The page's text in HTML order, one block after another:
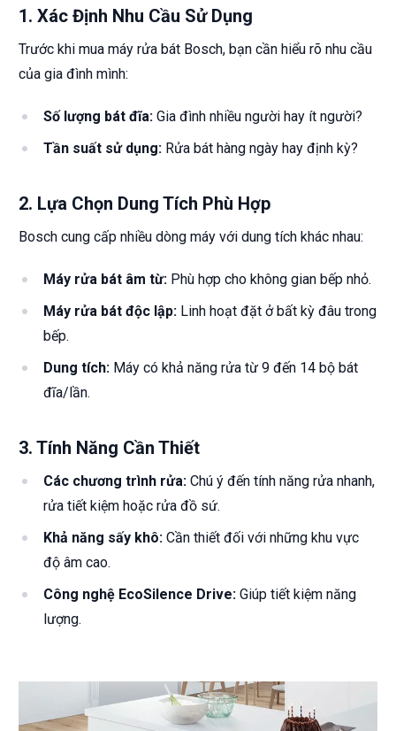
1. Xác Định Nhu Cầu Sử Dụng
Trước khi mua máy rửa bát Bosch, bạn cần hiểu rõ nhu cầu
của gia đình mình:
Số lượng bát đĩa: Gia đình nhiều người hay ít người?
Tần suất sử dụng: Rửa bát hàng ngày hay định kỳ?
2. Lựa Chọn Dung Tích Phù Hợp
Bosch cung cấp nhiều dòng máy với dung tích khác nhau:
Máy rửa bát âm từ: Phù hợp cho không gian bếp nhỏ.
Máy rửa bát độc lập: Linh hoạt đặt ở bất kỳ đâu trong
bếp.
Dung tích: Máy có khả năng rửa từ 9 đến 14 bộ bát
đĩa/lần.
3. Tính Năng Cần Thiết
Các chương trình rửa: Chú ý đến tính năng rửa nhanh,
rửa tiết kiệm hoặc rửa đồ sứ.
Khả năng sấy khô: Cần thiết đối với những khu vực
độ âm cao.
Công nghệ EcoSilence Drive: Giúp tiết kiệm năng
lượng.